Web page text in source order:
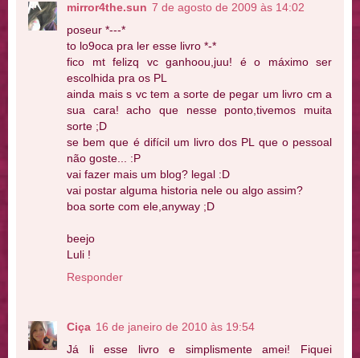
mirror4the.sun 7 de agosto de 2009 às 14:02
poseur *---*
to lo9oca pra ler esse livro *-*
fico mt felizq vc ganhoou,juu! é o máximo ser
escolhida pra os PL
ainda mais s vc tem a sorte de pegar um livro cm a
sua cara! acho que nesse ponto,tivemos muita
sorte ;D
se bem que é difícil um livro dos PL que o pessoal
não goste... :P
vai fazer mais um blog? legal :D
vai postar alguma historia nele ou algo assim?
boa sorte com ele,anyway ;D
beejo
Luli !
Responder
Ciça 16 de janeiro de 2010 às 19:54
Já li esse livro e simplismente amei! Fiquei